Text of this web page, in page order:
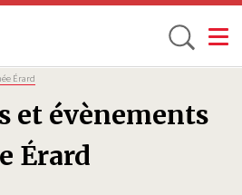
Toggle
et évènements
Érard
Érard